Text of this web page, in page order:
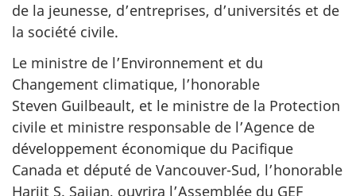
de la jeunesse, d’entreprises, d’universités et de
la société civile.
Le ministre de l’Environnement et du
Changement climatique, l’honorable
Steven Guilbeault, et le ministre de la Protection
civile et ministre responsable de l’Agence de
développement économique du Pacifique
Canada et député de Vancouver-Sud, l’honorable
Harjit S. Sajjan, ouvrira l’Assemblée du GEF